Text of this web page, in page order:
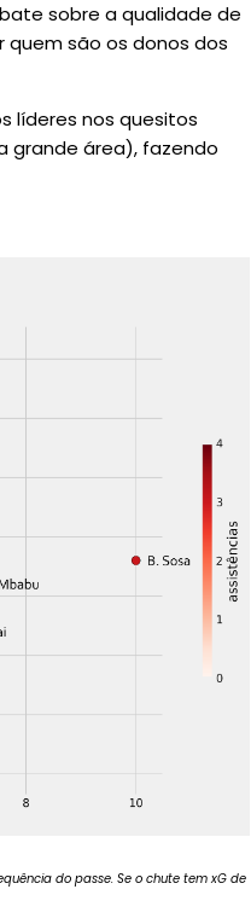
sobre a qualidade de
quem são os donos dos
líderes nos quesitos
grande área), fazendo
do passe. Se o chute tem xG de